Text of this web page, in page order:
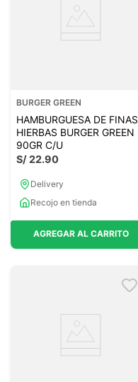
BURGER GREEN
HAMBURGUESA DE FINAS
HIERBAS BURGER GREEN
90GR C/U
S/22.90
Delivery
Recojo en tienda
AGREGAR AL CARRITO